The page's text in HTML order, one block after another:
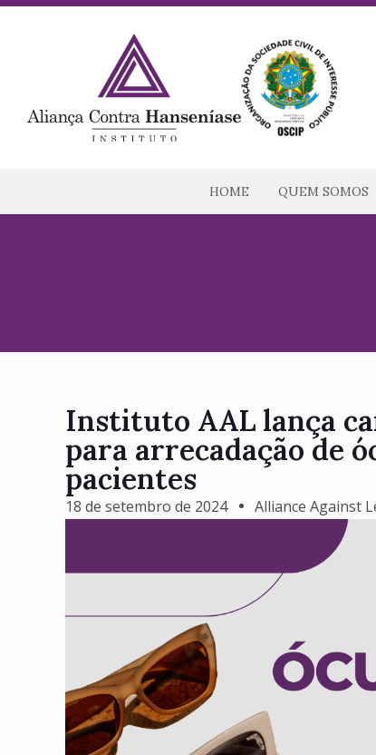
HOME QUEM SOMOS
Instituto AAL lança
para arrecadação de
pacientes
18 de setembro de 2024 Alliance Against